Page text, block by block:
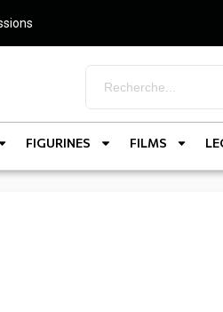
FIGURINES FILMS